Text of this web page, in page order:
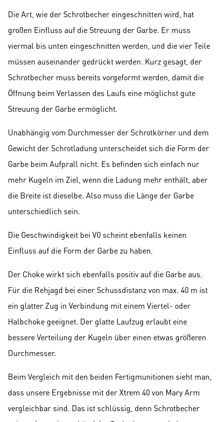
Die Art, wie der Schrotbecher eingeschnitten wird, hat
großen Einfluss auf die Streuung der Garbe. Er muss
viermal bis unten eingeschnitten werden, und die vier Teile
müssen auseinander gedrückt werden. Kurz gesagt, der
Schrotbecher muss bereits vorgeformt werden, damit die
Öffnung beim Verlassen des Laufs eine möglichst gute
Streuung der Garbe ermöglicht.
Unabhängig vom Durchmesser der Schrotkörner und dem
Gewicht der Schrotladung unterscheidet sich die Form der
Garbe beim Aufprall nicht. Es befinden sich einfach nur
mehr Kugeln im Ziel, wenn die Ladung mehr enthält, aber
die Breite ist dieselbe. Also muss die Länge der Garbe
unterschiedlich sein.
Die Geschwindigkeit bei V0 scheint ebenfalls keinen
Einfluss auf die Form der Garbe zu haben.
Der Choke wirkt sich ebenfalls positiv auf die Garbe aus.
Für die Rehjagd bei einer Schussdistanz von max. 40 m ist
ein glatter Zug in Verbindung mit einem Viertel- oder
Halbchoke geeignet. Der glatte Laufzug erlaubt eine
bessere Verteilung der Kugeln über einen etwas größeren
Durchmesser.
Beim Vergleich mit den beiden Fertigmunitionen sieht man,
dass unsere Ergebnisse mit der Xtrem 40 von Mary Arm
vergleichbar sind. Das ist schlüssig, denn Schrotbecher